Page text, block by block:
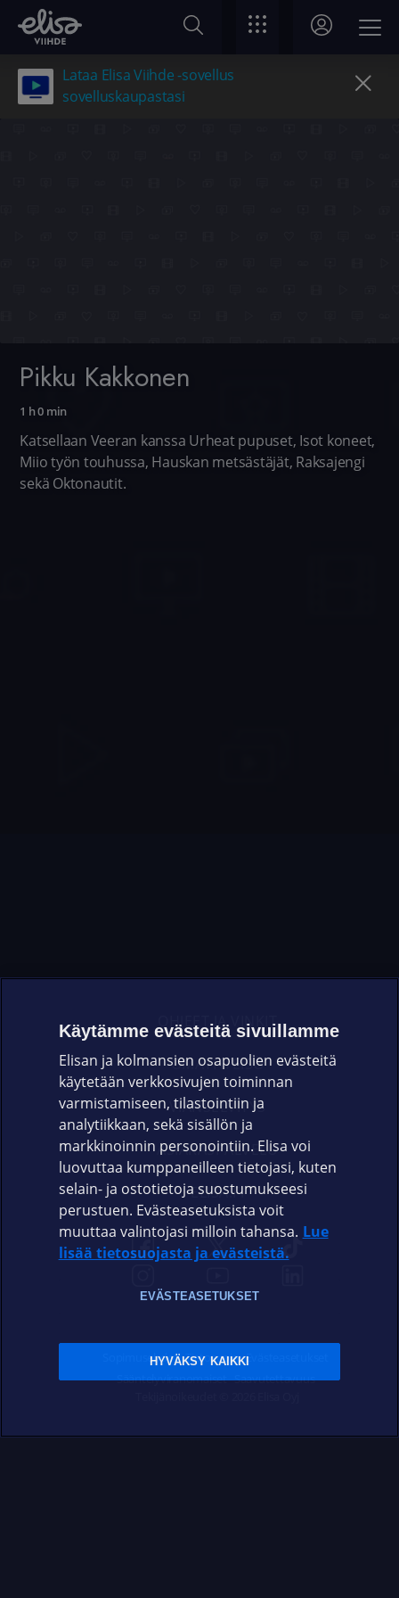
Lataa Elisa Viihde -sovellus
sovelluskaupastasi
Pikku Kakkonen
1 h 0 min
Katsellaan Veeran kanssa Urheat pupuset, Isot koneet,
Miio työn touhussa, Hauskan metsästäjät, Raksajengi
sekä Oktonautit.
OHJEET JA VINKIT
OMAYHTEISÖ
VIANSELVITYS
ASIAKASPALVELU
ELISA.FI
Sopimusehdot Tietosuoja Evästeasetukset
Sääntelyviranomaiset Saavutettavuus
Käytämme evästeitä sivuillamme
Elisan ja kolmansien osapuolien evästeitä
käytetään verkkosivujen toiminnan
varmistamiseen, tilastointiin ja
analytiikkaan, sekä sisällön ja
markkinoinnin personointiin. Elisa voi
luovuttaa kumppaneilleen tietojasi, kuten
selain- ja ostotietoja suostumukseesi
perustuen. Evästeasetuksista voit
muuttaa valintojasi milloin tahansa. Lue
lisää tietosuojasta ja evästeistä.
EVÄSTEASETUKSET
HYVÄKSY KAIKKI